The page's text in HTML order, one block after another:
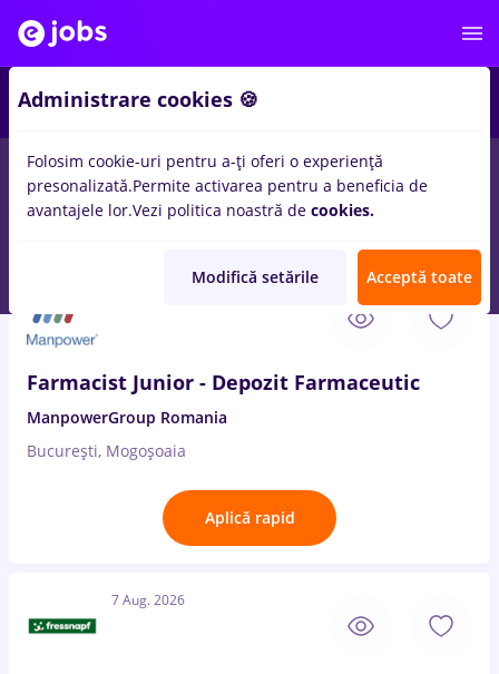
Salarii Remote (de acasă) București Cluj-
Farmacist Junior - Depozit Farmaceutic
ManpowerGroup Romania
București, Mogoșoaia
Aplică rapid
7 Aug. 2026
Administrare cookies 🍪
Folosim cookie-uri pentru a-ți oferi o experiență
presonalizată.Permite activarea pentru a beneficia de
avantajele lor.Vezi politica noastră de cookies.
Modifică setările Acceptă toate